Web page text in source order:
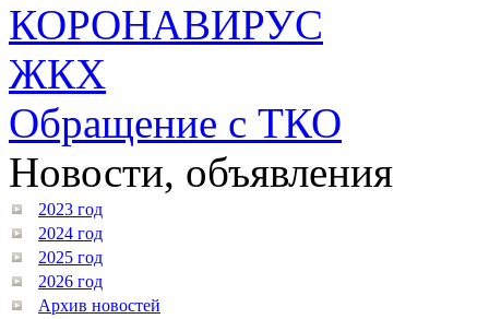
КОРОНАВИРУС
ЖКХ
Обращение с ТКО
Новости, объявления
2023 год
2024 год
2025 год
2026 год
Архив новостей